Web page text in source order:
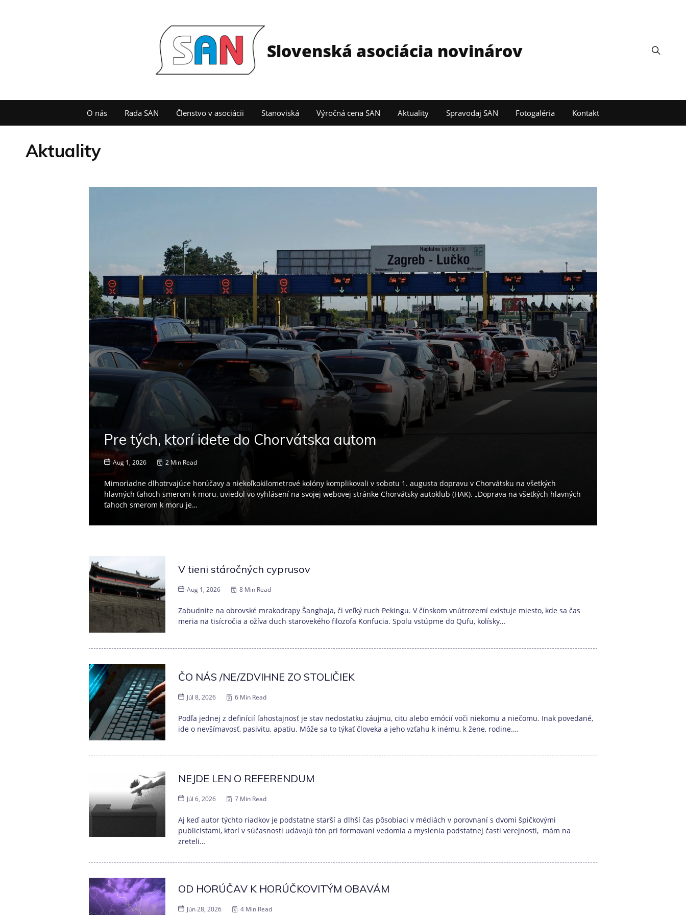
Slovenská asociácia novinárov
O nás Rada SAN Členstvo v asociácii Stanoviská Výročná cena SAN Aktuality Spravodaj SAN Fotogaléria Kontakt
Aktuality
Pre tých, ktorí idete do Chorvátska autom
Aug 1, 2026 2 Min Read
Mimoriadne dlhotrvajúce horúčavy a niekoľkokilometrové kolóny komplikovali v sobotu 1. augusta dopravu v Chorvátsku na všetkých
hlavných ťahoch smerom k moru, uviedol vo vyhlásení na svojej webovej stránke Chorvátsky autoklub (HAK). „Doprava na všetkých hlavných
ťahoch smerom k moru je…
V tieni stáročných cyprusov
Aug 1, 2026 8 Min Read
Zabudnite na obrovské mrakodrapy Šanghaja, či veľký ruch Pekingu. V čínskom vnútrozemí existuje miesto, kde sa čas
meria na tisícročia a ožíva duch starovekého filozofa Konfucia. Spolu vstúpme do Qufu, kolísky…
ČO NÁS /NE/ZDVIHNE ZO STOLIČIEK
Júl 8, 2026 6 Min Read
Podľa jednej z definícií ľahostajnosť je stav nedostatku záujmu, citu alebo emócií voči niekomu a niečomu. Inak povedané,
ide o nevšímavosť, pasivitu, apatiu. Môže sa to týkať človeka a jeho vzťahu k inému, k žene, rodine.…
NEJDE LEN O REFERENDUM
Júl 6, 2026 7 Min Read
Aj keď autor týchto riadkov je podstatne starší a dlhší čas pôsobiaci v médiách v porovnaní s dvomi špičkovými
publicistami, ktorí v súčasnosti udávajú tón pri formovaní vedomia a myslenia podstatnej časti verejnosti, mám na
zreteli…
OD HORÚČAV K HORÚČKOVITÝM OBAVÁM
Jún 28, 2026 4 Min Read